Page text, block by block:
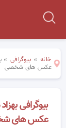
خانه » بیوگرافی »
عکس های شخصی
بیوگرافی
عکس های